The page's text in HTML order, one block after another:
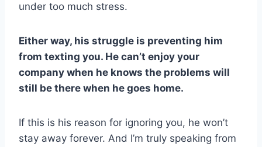
under too much stress.
Either way, his struggle is preventing him
from texting you. He can’t enjoy your
company when he knows the problems will
still be there when he goes home.
If this is his reason for ignoring you, he won’t
stay away forever. And I’m truly speaking from